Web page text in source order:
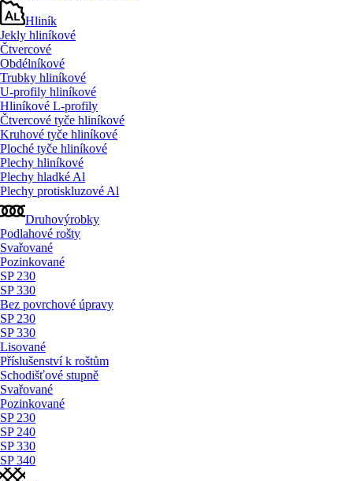
Hliník
Jekly hliníkové
Čtvercové
Obdélníkové
Trubky hliníkové
U-profily hliníkové
Hliníkové L-profily
Čtvercové tyče hliníkové
Kruhové tyče hliníkové
Ploché tyče hliníkové
Plechy hliníkové
Plechy hladké Al
Plechy protiskluzové Al
Druhovýrobky
Podlahové rošty
Svařované
Pozinkované
SP 230
SP 330
Bez povrchové úpravy
SP 230
SP 330
Lisované
Příslušenství k roštům
Schodišťové stupně
Svařované
Pozinkované
SP 230
SP 240
SP 330
SP 340